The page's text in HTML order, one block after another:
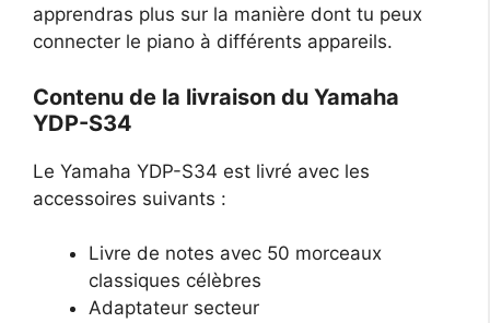
apprendras plus sur la manière dont tu peux
connecter le piano à différents appareils.
Contenu de la livraison du Yamaha
YDP-S34
Le Yamaha YDP-S34 est livré avec les
accessoires suivants :
Livre de notes avec 50 morceaux
classiques célèbres
Adaptateur secteur